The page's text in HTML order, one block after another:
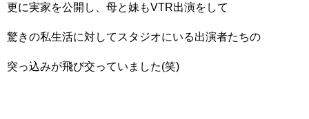
更に実家を公開し、母と妹もVTR出演をして
驚きの私生活に対してスタジオにいる出演者たちの
突っ込みが飛び交っていました(笑)